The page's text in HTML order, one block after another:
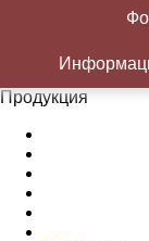
Продукция